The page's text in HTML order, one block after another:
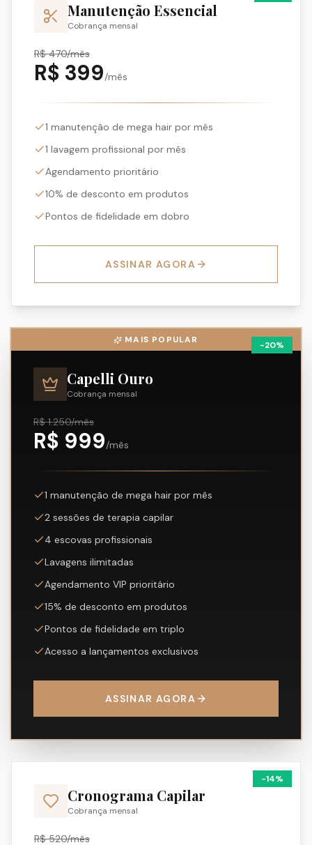
Manutenção Essencial
Cobrança mensal
R$470/mês
R$ 399/mês
1 manutenção de mega hair por mês
1 lavagem profissional por mês
Agendamento prioritário
10% de desconto em produtos
Pontos de fidelidade em dobro
ASSINAR AGORA
MAIS POPULAR -20%
Capelli Ouro
Cobrança mensal
R$1.250/mês
R$ 999/mês
1 manutenção de mega hair por mês
2 sessões de terapia capilar
4 escovas profissionais
Lavagens ilimitadas
Agendamento VIP prioritário
15% de desconto em produtos
Pontos de fidelidade em triplo
Acesso a lançamentos exclusivos
ASSINAR AGORA
-14%
Cronograma Capilar
Cobrança mensal
R$520/mês